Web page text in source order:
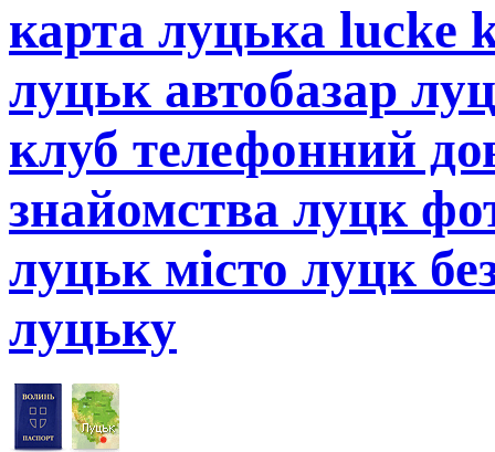
карта луцька lucke
луцьк автобазар
клуб телефонний
знайомства луцк
луцьк місто луцк
луцьку